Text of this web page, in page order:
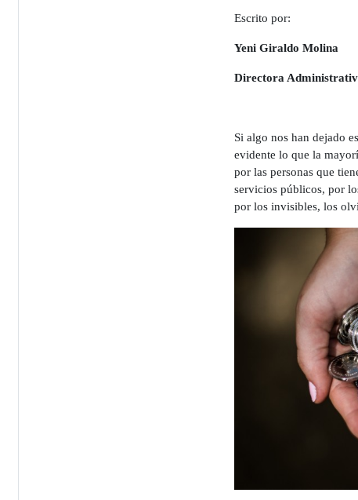
Escrito por:
Yeni Giraldo Molina
Directora
Si algo nos han dejado
evidente lo que la
por las personas que
servicios públicos, por
por los invisibles, los